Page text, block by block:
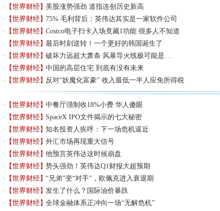
【世界财经】美股涨势强劲 道指连创历史新高
【世界财经】75% 毛利背后：英伟达其实是一家软件公司
【世界财经】Costco电子扫卡入场竟藏1功能 很多人不知道
【世界财经】最后时刻逆转！一个更好的韩国诞生了
【世界财经】破坏力远超大萧条 风暴导火线极可能是…
【世界财经】中国的高层住宅 到底有没有未来
【世界财经】反对“妖魔化富豪” 收入最低一半人应免所得税
【世界财经】中餐厅强制收18%小费 华人傻眼
【世界财经】SpaceX IPO文件揭示的七大秘密
【世界财经】知名投资人疾呼：下一场危机逼近
【世界财经】外汇市场再现重大信号
【世界财经】他预言英伟达这时候崩盘
【世界财经】势头强劲！英伟达Q1财报大超预期
【世界财经】“兄弟”变“对手”，欧佩克进入衰退期
【世界财经】发生了什么？国际油价暴跌
【世界财经】全球金融体系正冲向一场“无解危机”